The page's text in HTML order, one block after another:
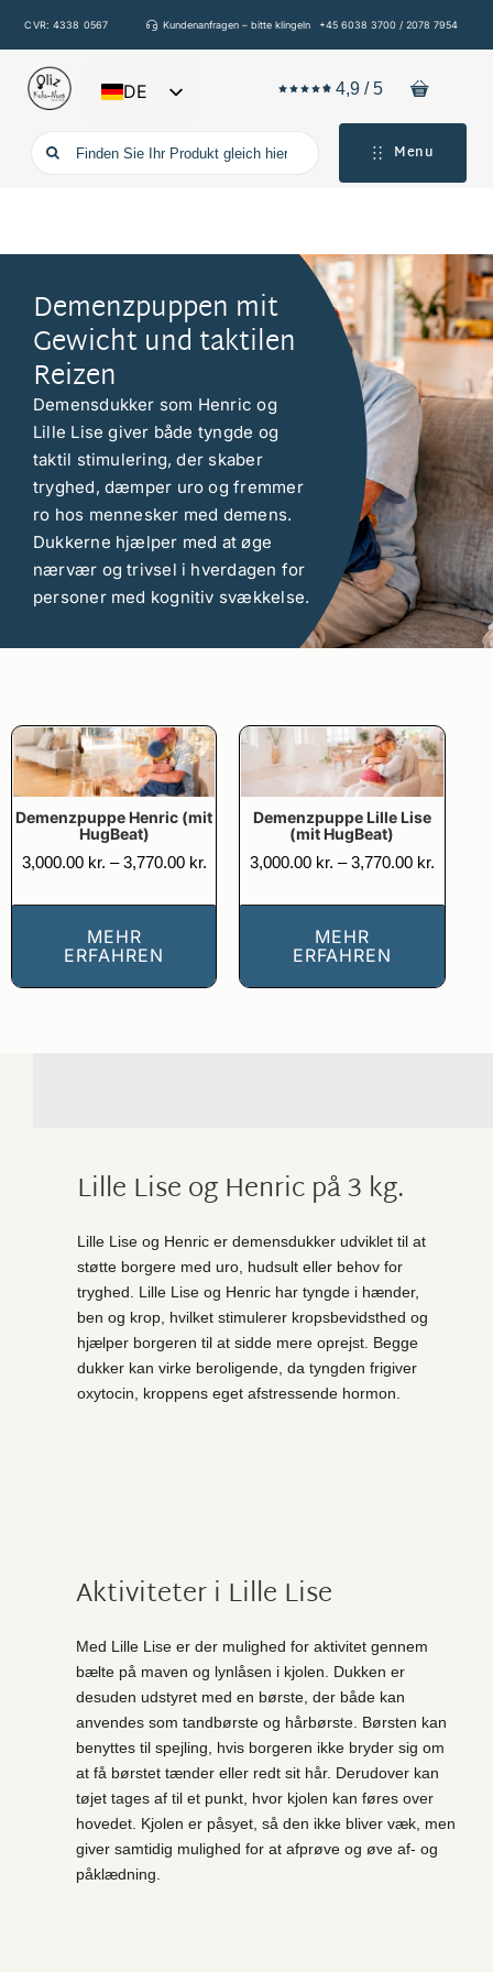
InhaltCVR: 4338 0567 Kundenanfragen – bitte klingeln +45 6038 3700 / 2078 7954
DE
DA
EN
4,9 /5
Suche
nach:
Menu
Demenzpuppen mit
Gewicht und taktilen
Reizen
Demensdukker som Henric og
Lille Lise giver både tyngde og
taktil stimulering, der skaber
tryghed, dæmper uro og fremmer
ro hos mennesker med demens.
Dukkerne hjælper med at øge
nærvær og trivsel i hverdagen for
personer med kognitiv svækkelse.
Demenzpuppe Henric (mit
HugBeat)
3,000.00 kr. –3,770.00 kr. Prisinterval:
MEHR
ERFAHREN
Demenzpuppe Lille Lise
(mit HugBeat)
3,000.00 kr. –3,770.00 kr.
MEHR
ERFAHREN
Lille Lise og Henric på 3 kg.
Lille Lise og Henric er demensdukker udviklet til at
støtte borgere med uro, hudsult eller behov for
tryghed. Lille Lise og Henric har tyngde i hænder,
ben og krop, hvilket stimulerer kropsbevidsthed og
hjælper borgeren til at sidde mere oprejst. Begge
dukker kan virke beroligende, da tyngden frigiver
oxytocin, kroppens eget afstressende hormon.
Aktiviteter i Lille Lise
Med Lille Lise er der mulighed for aktivitet gennem
bælte på maven og lynlåsen i kjolen. Dukken er
desuden udstyret med en børste, der både kan
anvendes som tandbørste og hårbørste. Børsten kan
benyttes til spejling, hvis borgeren ikke bryder sig om
at få børstet tænder eller redt sit hår. Derudover kan
tøjet tages af til et punkt, hvor kjolen kan føres over
hovedet. Kjolen er påsyet, så den ikke bliver væk, men
giver samtidig mulighed for at afprøve og øve af- og
påklædning.